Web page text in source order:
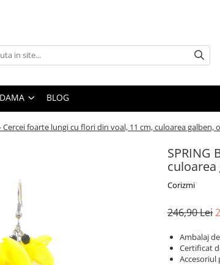
BLOG
Cercei foarte lungi cu flori din voal, 11 cm, culoarea galben,
SPRING
Corizmi
246,90 Lei
Ambalaj
Certificat
Accesoriul